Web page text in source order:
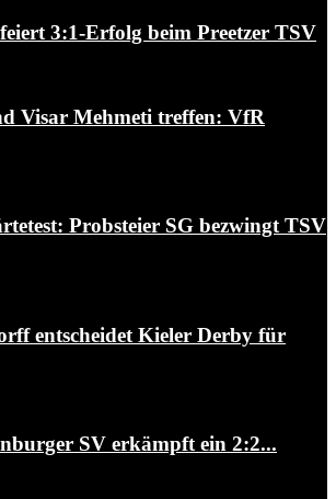
3:1-Erfolg beim Preetzer TSV
Visar Mehmeti treffen: VfR
Probsteier SG bezwingt TSV
entscheidet Kieler Derby für
SV erkämpft ein 2:2...